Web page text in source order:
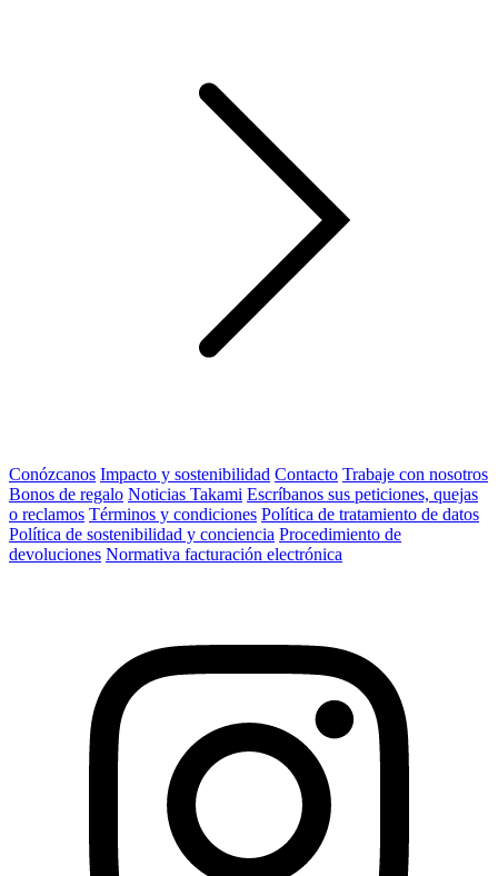
Conózcanos Impacto y sostenibilidad Contacto Trabaje con nosotros
Bonos de regalo Noticias Takami Escríbanos sus peticiones, quejas
o reclamos Términos y condiciones Política de tratamiento de datos
Política de sostenibilidad y conciencia Procedimiento de
devoluciones Normativa facturación electrónica